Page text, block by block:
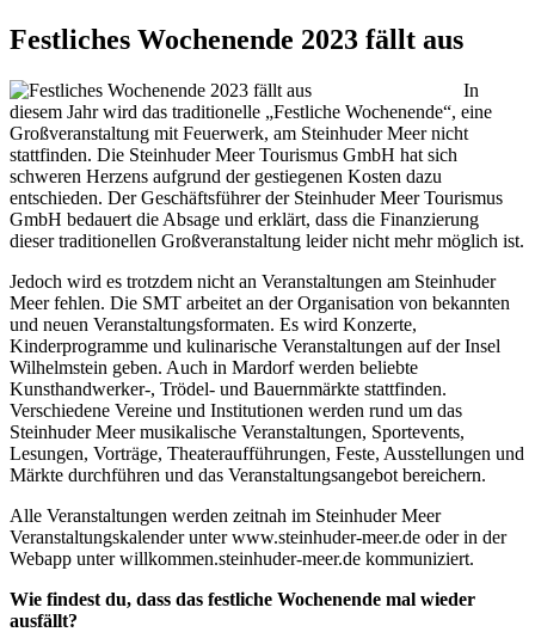
Festliches Wochenende 2023 fällt aus
In
diesem Jahr wird das traditionelle „Festliche Wochenende“, eine
Großveranstaltung mit Feuerwerk, am Steinhuder Meer nicht
stattfinden. Die Steinhuder Meer Tourismus GmbH hat sich
schweren Herzens aufgrund der gestiegenen Kosten dazu
entschieden. Der Geschäftsführer der Steinhuder Meer Tourismus
GmbH bedauert die Absage und erklärt, dass die Finanzierung
dieser traditionellen Großveranstaltung leider nicht mehr möglich ist.
Jedoch wird es trotzdem nicht an Veranstaltungen am Steinhuder
Meer fehlen. Die SMT arbeitet an der Organisation von bekannten
und neuen Veranstaltungsformaten. Es wird Konzerte,
Kinderprogramme und kulinarische Veranstaltungen auf der Insel
Wilhelmstein geben. Auch in Mardorf werden beliebte
Kunsthandwerker-, Trödel- und Bauernmärkte stattfinden.
Verschiedene Vereine und Institutionen werden rund um das
Steinhuder Meer musikalische Veranstaltungen, Sportevents,
Lesungen, Vorträge, Theateraufführungen, Feste, Ausstellungen und
Märkte durchführen und das Veranstaltungsangebot bereichern.
Alle Veranstaltungen werden zeitnah im Steinhuder Meer
Veranstaltungskalender unter www.steinhuder-meer.de oder in der
Webapp unter willkommen.steinhuder-meer.de kommuniziert.
Wie findest du, dass das festliche Wochenende mal wieder
ausfällt?